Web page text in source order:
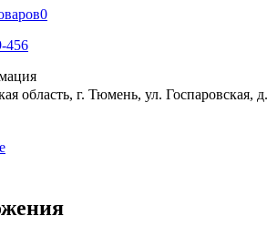
0
456
область, г. Тюмень, ул. Госпаровская,